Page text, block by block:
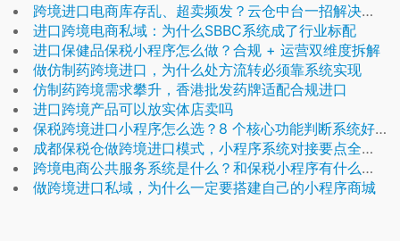
跨境进口电商库存乱、超卖频发？云仓中台一招解决多仓协同难题
进口跨境电商私域：为什么SBBC系统成了行业标配
进口保健品保税小程序怎么做？合规 + 运营双维度拆解
做仿制药跨境进口，为什么处方流转必须靠系统实现
仿制药跨境需求攀升，香港批发药牌适配合规进口
进口跨境产品可以放实体店卖吗
保税跨境进口小程序怎么选？8 个核心功能判断系统好不好用
成都保税仓做跨境进口模式，小程序系统对接要点全梳理
跨境电商公共服务系统是什么？和保税小程序有什么关系
做跨境进口私域，为什么一定要搭建自己的小程序商城